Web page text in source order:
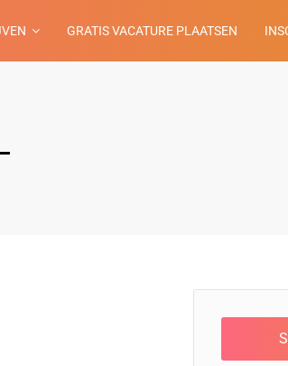
GRATIS VACATURE PLAATSEN